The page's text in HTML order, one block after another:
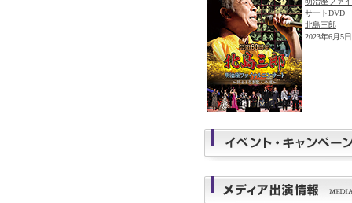
サートDVD
北島三郎
2023年6月5